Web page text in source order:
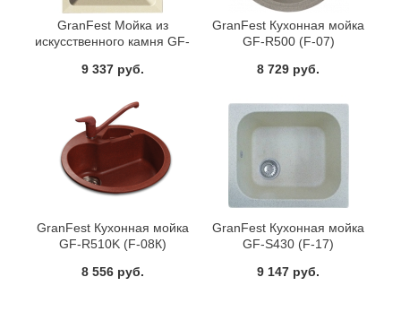
GranFest Мойка из
искусственного камня GF-
9 337 руб.
GranFest Кухонная мойка
GF-R500 (F-07)
8 729 руб.
GranFest Кухонная мойка
GF-R510K (F-08К)
8 556 руб.
GranFest Кухонная мойка
GF-S430 (F-17)
9 147 руб.